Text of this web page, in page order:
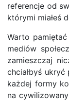
referencje od
którymi miałeś
Warto
mediów
zamieszczaj
chciałbyś
każdej formy
na